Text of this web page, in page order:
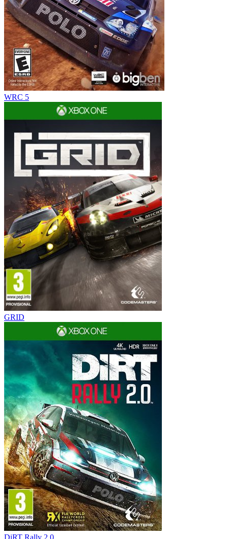
WRC 5
GRID
DiRT Rally 2.0